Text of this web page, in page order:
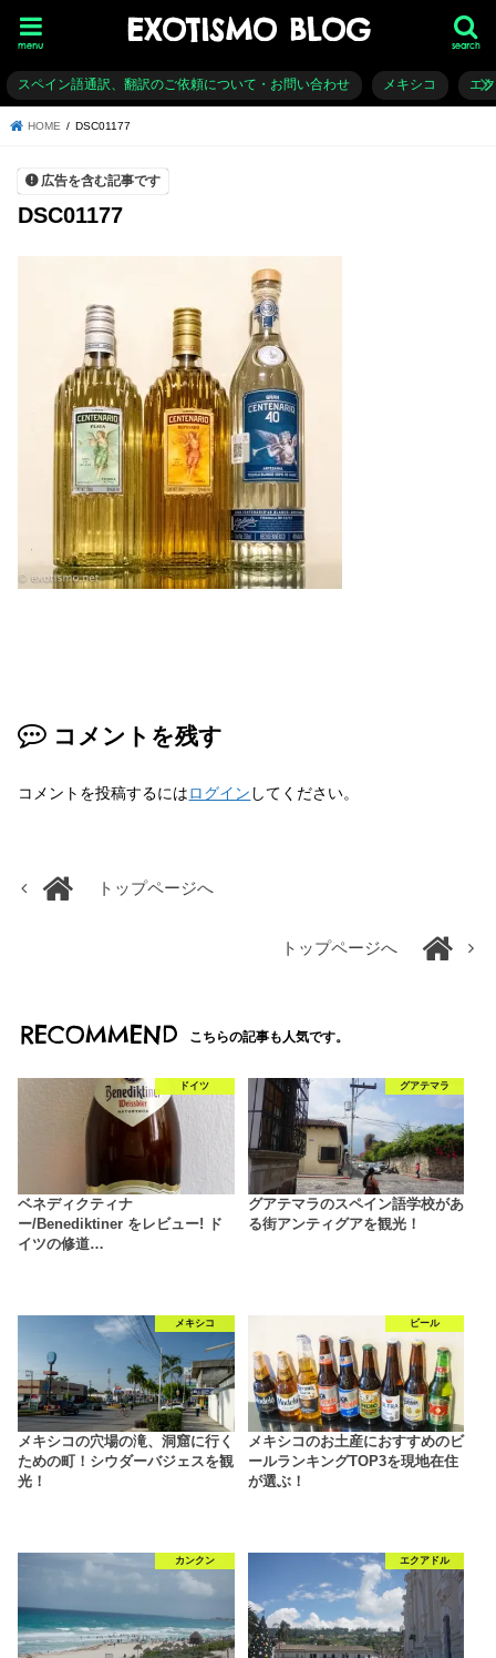
EXOTISMO BLOG search
menu
スペイン語通訳、翻訳のご依頼について・お問い合わせ メキシコ エ
HOME DSC01177
広告を含む記事です
DSC01177
コメントを残す
コメントを投稿するにはログイン してください。
トップページへ
トップページへ
RECOMMEND こちらの記事も人気です。
ドイツ
ベネディクティナ
ー/Benediktiner をレビュー! ド
イツの修道…
グアテマラ
グアテマラのスペイン語学校があ
る街アンティグアを観光！
メキシコ
メキシコの穴場の滝、洞窟に行く
ための町！シウダーバジェスを観
光！
ビール
メキシコのお土産におすすめのビ
ールランキングTOP3を現地在住
が選ぶ！
カンクン エクアドル